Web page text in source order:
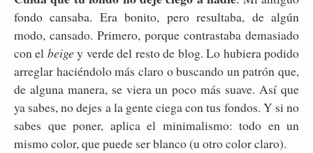
fondo cansaba. Era bonito, pero resultaba, de algún
modo, cansado. Primero, porque contrastaba demasiado
con el beigey verde del resto de blog. Lo hubiera podido
arreglar haciéndolo más claro o buscando un patrón que,
de alguna manera, se viera un poco más suave. Así que
ya sabes, no dejes a la gente ciega con tus fondos. Y si no
sabes que poner, aplica el minimalismo: todo en un
mismo color, que puede ser blanco (u otro color claro).